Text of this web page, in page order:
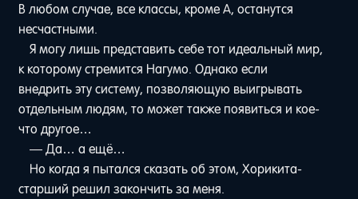
В любом случае, все классы, кроме A, останутся
несчастными.
Я могу лишь представить себе тот идеальный мир,
к которому стремится Нагумо. Однако если
внедрить эту систему, позволяющую выигрывать
отдельным людям, то может также появиться и кое-
что другое…
— Да… а ещё…
Но когда я пытался сказать об этом, Хорикита-
старший решил закончить за меня.